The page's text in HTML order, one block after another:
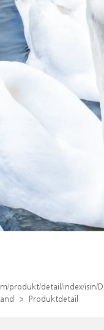
produkt/detail/index/isin/
Produktdetail